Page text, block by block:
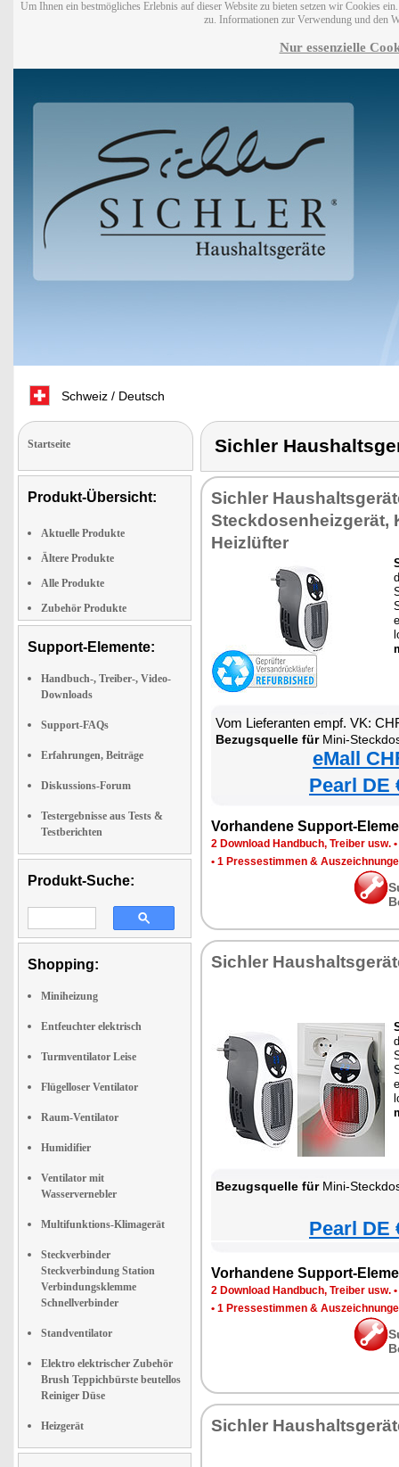
Um Ihnen ein bestmögliches Erlebnis auf dieser Website zu bieten setzen wir Cookies
zu. Informationen zur Verwendung und den
Nur essenzielle
Schweiz / Deutsch
Startseite
Produkt-Übersicht:
Aktuelle Produkte
Ältere Produkte
Alle Produkte
Zubehör Produkte
Support-Elemente:
Handbuch-, Treiber-, Video-
Downloads
Support-FAQs
Erfahrungen, Beiträge
Diskussions-Forum
Testergebnisse aus Tests &
Testberichten
Produkt-Suche:
Shopping:
Miniheizung
Entfeuchter elektrisch
Turmventilator Leise
Flügelloser Ventilator
Raum-Ventilator
Humidifier
Ventilator mit
Wasservernebler
Multifunktions-Klimagerät
Steckverbinder
Steckverbindung Station
Verbindungsklemme
Schnellverbinder
Standventilator
Elektro elektrischer Zubehör
Brush Teppichbürste beutellos
Reiniger Düse
Heizgerät
Sichler
Sichler
Steckdosenheizgerät,
Heizlüfter
Vom Lieferanten empf. VK:
Bezugsquelle fürMini-
eMall
Pearl DE
Vorhandene Support-
2 Download Handbuch, Treiber usw. •
• 1 Pressestimmen &
Sichler
Bezugsquelle fürMini-
Pearl DE
Vorhandene Support-
2 Download Handbuch, Treiber usw. •
• 1 Pressestimmen &
Sichler